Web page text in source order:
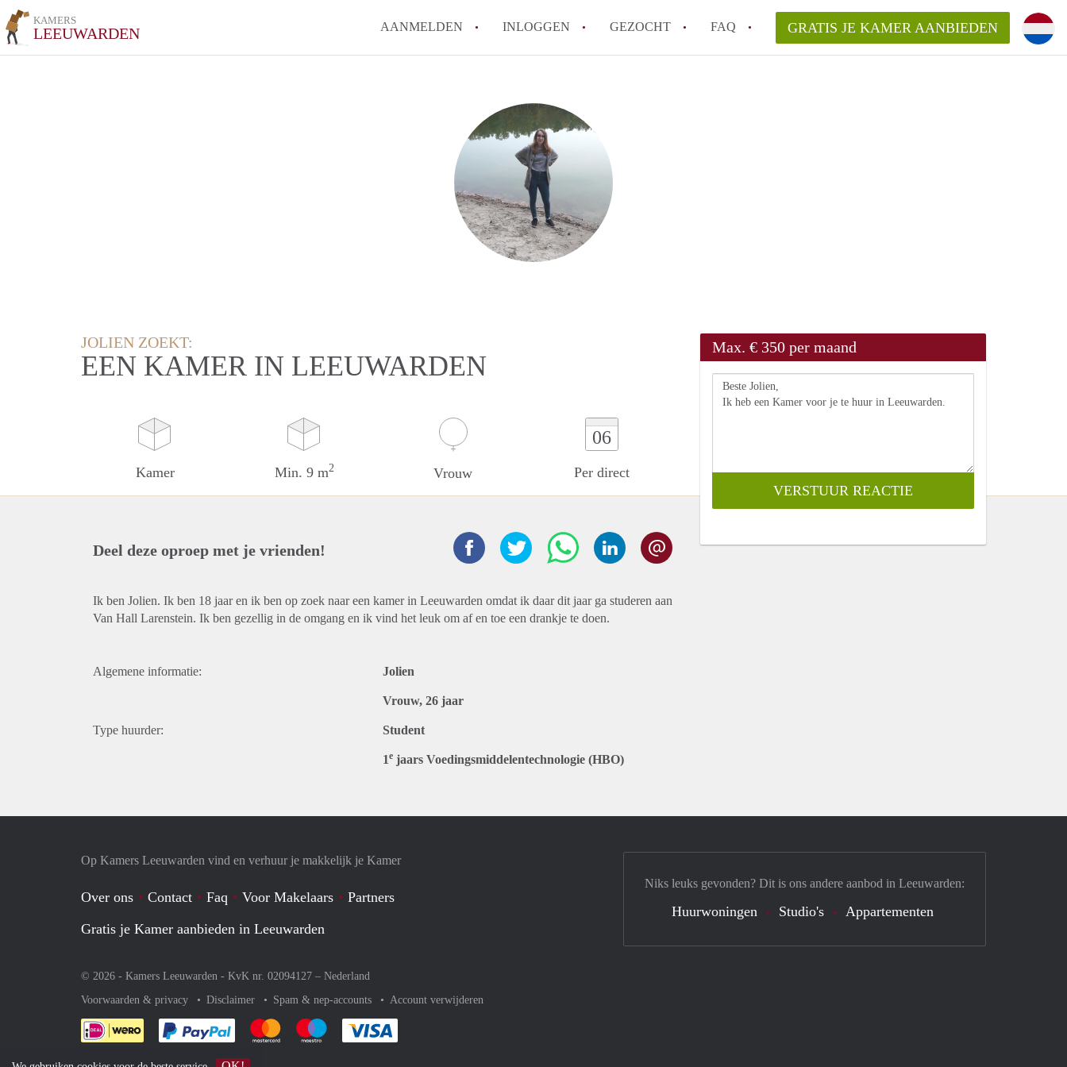
KAMERS
LEEUWARDEN AANMELDEN INLOGGEN GEZOCHT FAQ
Berekent KamersLeeuwarden
makelaarsvergoeding/bemiddelingsvergoeding?
Is KamersLeeuwarden verantwoordelijk voor de aangeboden Kamer /
Kamers in Leeuwarden?
Waar kan ik opletten tijdens een bezichtiging van een Kamer in
Leeuwarden?
GRATIS JE KAMER AANBIEDEN
JOLIEN ZOEKT:
EEN KAMER IN LEEUWARDEN
Kamer Min. 9 m2 Vrouw
06
Per direct
Max. € 350 per maand
Deel deze oproep met je vrienden!
Ik ben Jolien. Ik ben 18 jaar en ik ben op zoek naar een kamer in Leeuwarden omdat ik daar dit jaar ga studeren aan
Van Hall Larenstein. Ik ben gezellig in de omgang en ik vind het leuk om af en toe een drankje te doen.
Algemene informatie: Jolien
Vrouw, 26 jaar
Type huurder: Student
1e jaars Voedingsmiddelentechnologie (HBO)
Op Kamers Leeuwarden vind en verhuur je makkelijk je Kamer
Over ons Contact Faq Voor Makelaars
Partners
Gratis je Kamer aanbieden in Leeuwarden
© 2026 - Kamers Leeuwarden - KvK nr. 02094127 – Nederland
Voorwaarden & privacy
Disclaimer Spam & nep-accounts Account verwijderen
Je rekent gemakkelijk af met Paypal
Je rekent gemakkelijk af met Mastercard
Je rekent gemakkelijk af met Meastro
Niks leuks gevonden? Dit is ons andere aanbod in Leeuwarden:
Huurwoningen Studio's Appartementen